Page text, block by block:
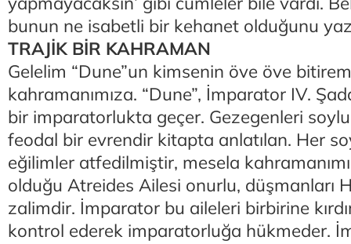
bunun ne isabetli bir kehanet olduğunu
TRAJİK BİR KAHRAMAN
Gelelim “Dune”un kimsenin öve öve
kahramanımıza. “Dune”, İmparator IV.
bir imparatorlukta geçer. Gezegenleri
feodal bir evrendir kitapta anlatılan. Her
eğilimler atfedilmiştir, mesela
olduğu Atreides Ailesi onurlu, düşmanları
zalimdir. İmparator bu aileleri birbirine
kontrol ederek imparatorluğa hükmeder.